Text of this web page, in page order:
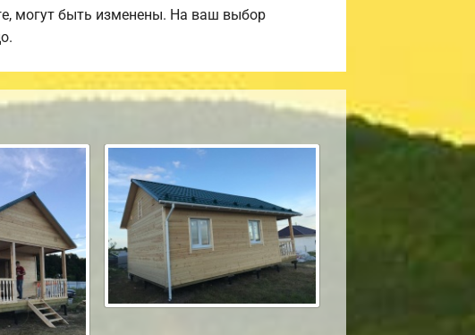
могут быть изменены. На ваш выбор